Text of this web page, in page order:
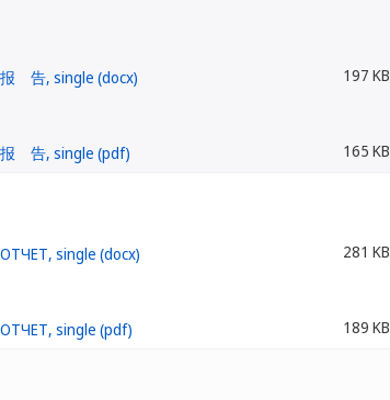
197 KB
165 KB
281 KB
189 KB